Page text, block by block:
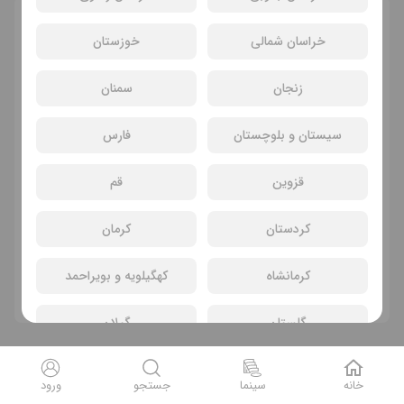
خراسان شمالی خوزستان
زنجان سمنان
سیستان و بلوچستان فارس
قزوین قم
کردستان کرمان
کرمانشاه کهگیلویه و بویراحمد
گلستان گیلان
فیلم های دیگر
خانه سینما جستجو ورود